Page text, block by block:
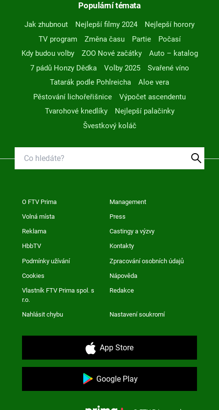
Populární témata
Jak zhubnout Nejlepší filmy 2024
Nejlepší horory
TV program
Změna času Partie
Počasí
Kdy budou volby
ZOO Nové začátky
Auto – katalog
7 pádů Honzy Dědka
Volby 2025
Svařené víno
Tatarák podle Pohlreicha
Aloe vera
Pěstování lichořeřišnice
Výpočet ascendentu
Tvarohové knedlíky
Nejlepší palačinky
Švestkový koláč
O FTV Prima Management
Volná místa Press
Reklama Castingy a výzvy
HbbTV Kontakty
Podmínky užívání Zpracování osobních údajů
Cookies Nápověda
Vlastník FTV Prima spol. s
r.o.
Redakce
Nahlásit chybu Nastavení soukromí
App Store
Google Play